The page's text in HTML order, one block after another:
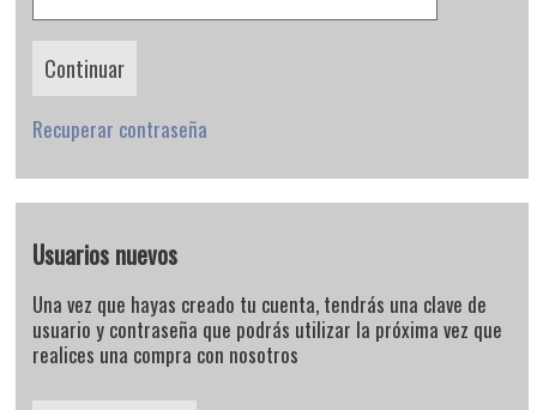
Recuperar contraseña
Usuarios nuevos
Una vez que hayas creado tu cuenta, tendrás una clave de
usuario y contraseña que podrás utilizar la próxima vez que
realices una compra con nosotros